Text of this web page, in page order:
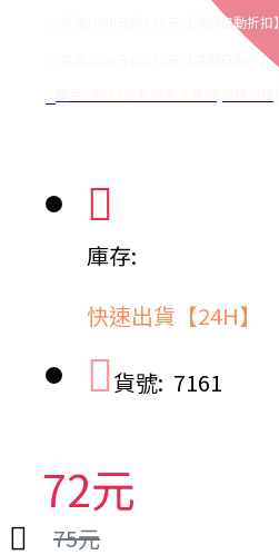
享滿1000元折100元【滿額自動折扣】
享滿2000元折250元【滿額自動折】
庫存:
快速出貨【24H】
貨號: 7161
72元
75元